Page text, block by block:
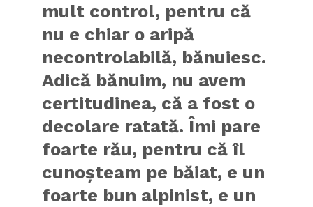
mult control, pentru că
nu e chiar o aripă
necontrolabilă, bănuiesc.
Adică bănuim, nu avem
certitudinea, că a fost o
decolare ratată. Îmi pare
foarte rău, pentru că îl
cunoşteam pe băiat, e un
foarte bun alpinist, e un